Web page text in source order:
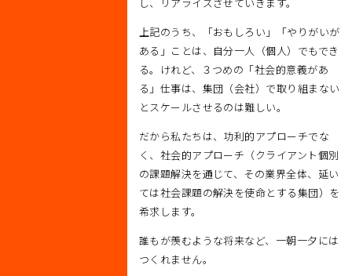
上記のうち、「おもしろい」「やりがいが
ある」ことは、自分一人（個人）でもでき
る。けれど、３つめの「社会的意義があ
る」仕事は、集団（会社）で取り組まない
とスケールさせるのは難しい。
だから私たちは、功利的アプローチでな
く、社会的アプローチ（クライアント個別
の課題解決を通じて、その業界全体、延い
ては社会課題の解決を使命とする集団）を
希求します。
誰もが羨むような将来など、一朝一夕には
つくれません。